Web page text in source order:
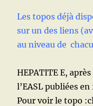
Les topos déjà
sur un des liens
au niveau de
HEPATITE E,
l’EASL publiées en
Pour voir le topo